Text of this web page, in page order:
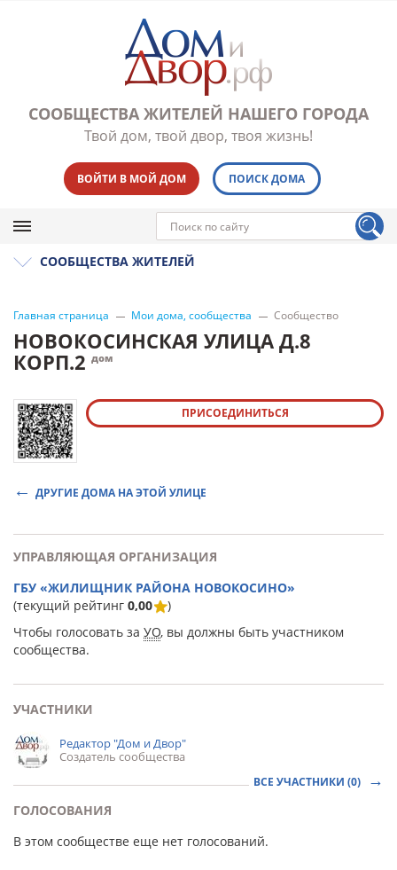
СООБЩЕСТВА ЖИТЕЛЕЙ НАШЕГО ГОРОДА
Твой дом, твой двор, твоя жизнь!
ВОЙТИ В МОЙ ДОМ ПОИСК ДОМА
СООБЩЕСТВА ЖИТЕЛЕЙ
Главная страница Мои дома, сообщества Сообщество
НОВОКОСИНСКАЯ УЛИЦА Д.8
КОРП.2 дом
ПРИСОЕДИНИТЬСЯ
ДРУГИЕ ДОМА НА ЭТОЙ УЛИЦЕ
УПРАВЛЯЮЩАЯ ОРГАНИЗАЦИЯ
ГБУ «ЖИЛИЩНИК РАЙОНА НОВОКОСИНО»
(текущий рейтинг 0,00
)
Чтобы голосовать за УО, вы должны быть участником
сообщества.
УЧАСТНИКИ
Редактор "Дом и Двор"
Создатель сообщества
ВСЕ УЧАСТНИКИ (0)
ГОЛОСОВАНИЯ
В этом сообществе еще нет голосований.